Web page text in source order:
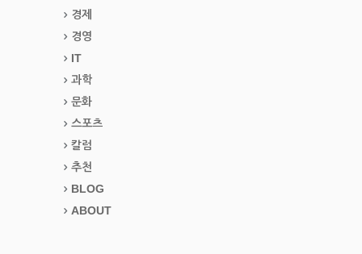
경제
경영
IT
과학
문화
스포츠
칼럼
추천
BLOG
ABOUT